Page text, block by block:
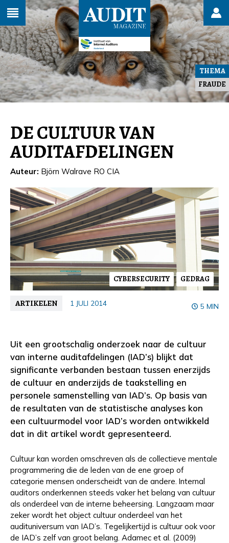
THEMA
FRAUDE
ARTIKELEN 1 JULI 2014
CYBERSECURITY GEDRAG
DE CULTUUR VAN
AUDITAFDELINGEN
Auteur: Björn Walrave RO CIA
5 MIN
Uit een grootschalig onderzoek naar de cultuur
van interne auditafdelingen (IAD’s) blijkt dat
significante verbanden bestaan tussen enerzijds
de cultuur en anderzijds de taakstelling en
personele samenstelling van IAD’s. Op basis van
de resultaten van de statistische analyses kon
een cultuurmodel voor IAD’s worden ontwikkeld
dat in dit artikel wordt gepresenteerd.
Cultuur kan worden omschreven als de collectieve mentale
programmering die de leden van de ene groep of
categorie mensen onderscheidt van de andere. Internal
auditors onderkennen steeds vaker het belang van cultuur
als onderdeel van de interne beheersing. Langzaam maar
zeker wordt het object cultuur onderdeel van het
audituniversum van IAD’s. Tegelijkertijd is cultuur ook voor
de IAD’s zelf van groot belang. Adamec et al. (2009)